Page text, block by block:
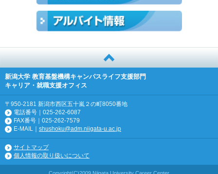
新潟大学 教育基盤機構キャンパスライフ支援部門
キャリア・就職支援オフィス
〒950-2181 新潟市西区五十嵐２の町8050番地
電話番号｜025-262-6087
FAX番号｜025-262-7579
E-MAIL｜ shushoku@adm.niigata-u.ac.jp
サイトマップ
個人情報の取り扱いについて
Copyright(C)2009 Niigata University Career Center